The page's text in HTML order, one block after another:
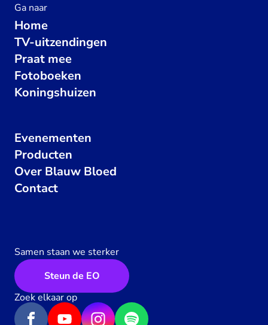
Ga naar
Home
TV-uitzendingen
Praat mee
Fotoboeken
Koningshuizen
Evenementen
Producten
Over Blauw Bloed
Contact
Samen staan we sterker
Steun de EO
Zoek elkaar op